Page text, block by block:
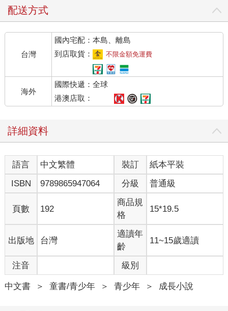
配送方式
台灣
國內宅配：本島、離島
到店取貨：
不限金額免運費
海外
國際快遞：全球
港澳店取：
詳細資料
語言 中文繁體 裝訂
紙本平裝
ISBN
9789865947064 分級 普通級
頁數 192
商品規
格
15*19.5
出版地 台灣
適讀年
齡
11~15歲適讀
注音 級別
中文書 ＞ 童書/青少年 ＞ 青少年 ＞ 成長小說